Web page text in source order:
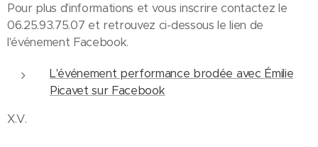
Pour plus d'informations et vous inscrire contactez le
06.25.93.75.07 et retrouvez ci-dessous le lien de
l'événement Facebook.
L'événement performance brodée avec Émilie
Picavet sur Facebook
X.V.